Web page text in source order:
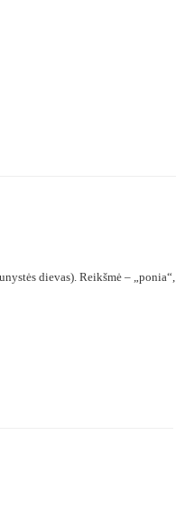
dievas). Reikšmė – „ponia“,